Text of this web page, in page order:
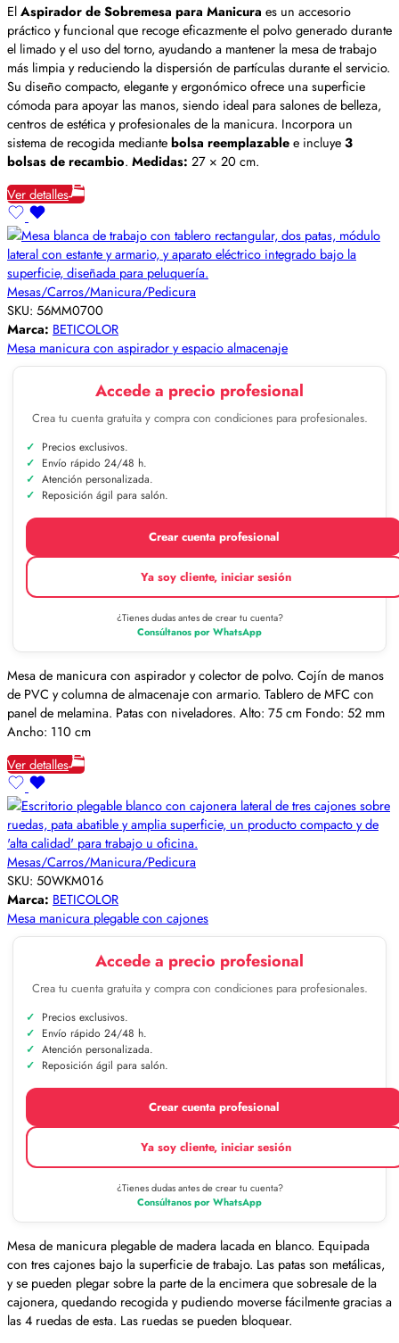
ElAspirador de Sobremesa para Manicura es un accesorio
práctico y funcional que recoge eficazmente el polvo generado durante
el limado y el uso del torno, ayudando a mantener la mesa de trabajo
más limpia y reduciendo la dispersión de partículas durante el servicio.
Su diseño compacto, elegante y ergonómico ofrece una superficie
cómoda para apoyar las manos, siendo ideal para salones de belleza,
centros de estética y profesionales de la manicura. Incorpora un
sistema de recogida mediantebolsa reemplazablee incluye3
bolsas de recambio. Medidas: 27 × 20 cm.
Ver detalles
Mesas/Carros/Manicura/Pedicura
SKU: 56MM0700
Marca: BETICOLOR
Mesa manicura con aspirador y espacio almacenaje
Accede a precio profesional
Crea tu cuenta gratuita y compra con condiciones para profesionales.
Precios exclusivos.
Envío rápido 24/48 h.
Atención personalizada.
Reposición ágil para salón.
Crear cuenta profesional
Ya soy cliente, iniciar sesión
¿Tienes dudas antes de crear tu cuenta?
Consúltanos por WhatsApp
Mesa de manicura con aspirador y colector de polvo. Cojín de manos
de PVC y columna de almacenaje con armario. Tablero de MFC con
panel de melamina. Patas con niveladores. Alto: 75 cm Fondo: 52 mm
Ancho: 110 cm
Ver detalles
Mesas/Carros/Manicura/Pedicura
SKU: 50WKM016
Marca: BETICOLOR
Mesa manicura plegable con cajones
Accede a precio profesional
Crea tu cuenta gratuita y compra con condiciones para profesionales.
Precios exclusivos.
Envío rápido 24/48 h.
Atención personalizada.
Reposición ágil para salón.
Crear cuenta profesional
Ya soy cliente, iniciar sesión
¿Tienes dudas antes de crear tu cuenta?
Consúltanos por WhatsApp
Mesa de manicura plegable de madera lacada en blanco. Equipada
con tres cajones bajo la superficie de trabajo. Las patas son metálicas,
y se pueden plegar sobre la parte de la encimera que sobresale de la
cajonera, quedando recogida y pudiendo moverse fácilmente gracias a
las 4 ruedas de esta. Las ruedas se pueden bloquear.